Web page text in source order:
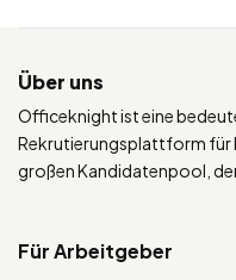
Über uns
Officeknight ist eine
Rekrutierungsplattform für
großen Kandidatenpool,
Für Arbeitgeber